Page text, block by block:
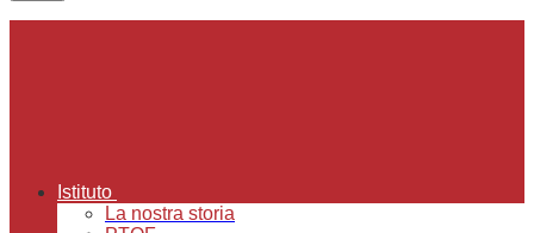
Istituto
La nostra storia